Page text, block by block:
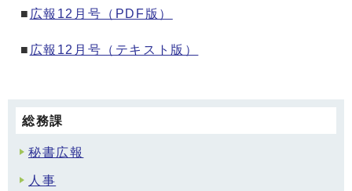
■ 広報12月号（PDF版）
■ 広報12月号（テキスト版）
総務課
秘書広報
人事